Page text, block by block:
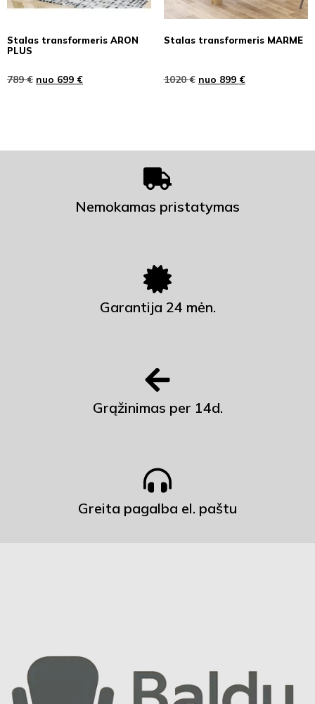
Stalas transformeris ARON
PLUS
789€ nuo 699 €
Stalas transformeris MARME
1020€ nuo 899 €
Nemokamas pristatymas
Garantija 24 mėn.
Grąžinimas per 14d.
Greita pagalba el. paštu